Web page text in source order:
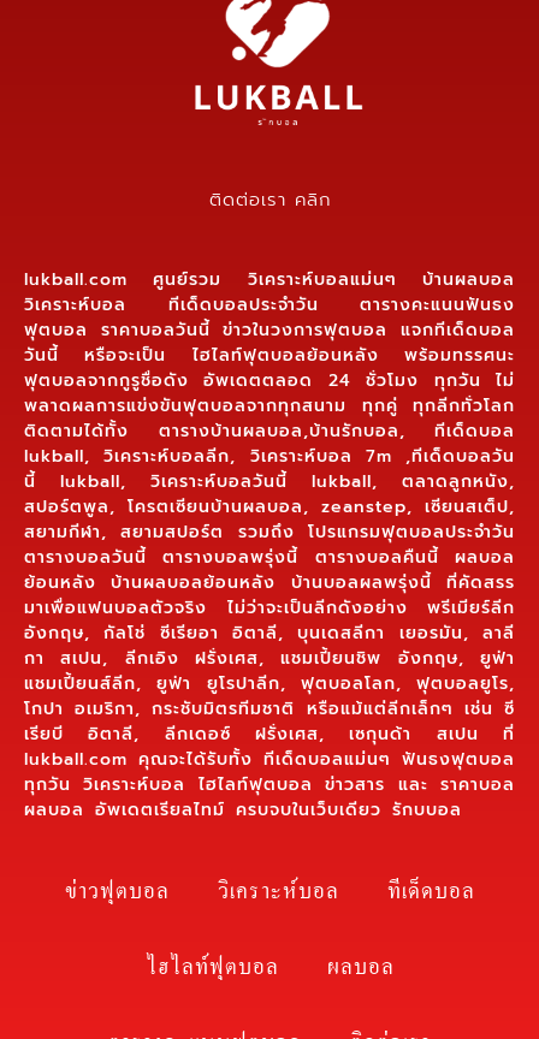
ติดต่อเรา คลิก
lukball.com ศูนย์รวม วิเคราะห์บอลแม่นๆ บ้านผลบอล
วิเคราะห์บอล ทีเด็ดบอลประจำวัน ตารางคะแนนฟันธง
ฟุตบอล ราคาบอลวันนี้ ข่าวในวงการฟุตบอล แจกทีเด็ดบอล
วันนี้ หรือจะเป็น ไฮไลท์ฟุตบอลย้อนหลัง พร้อมทรรศนะ
ฟุตบอลจากกูรูชื่อดัง อัพเดตตลอด 24 ชั่วโมง ทุกวัน ไม่
พลาดผลการแข่งขันฟุตบอลจากทุกสนาม ทุกคู่ ทุกลีกทั่วโลก
ติดตามได้ทั้ง ตารางบ้านผลบอล,บ้านรักบอล, ทีเด็ดบอล
lukball, วิเคราะห์บอลลีก, วิเคราะห์บอล 7m ,ทีเด็ดบอลวัน
นี้ lukball, วิเคราะห์บอลวันนี้ lukball, ตลาดลูกหนัง,
สปอร์ตพูล, โครตเซียนบ้านผลบอล, zeanstep, เซียนสเต็ป,
สยามกีฬา, สยามสปอร์ต รวมถึง โปรแกรมฟุตบอลประจำวัน
ตารางบอลวันนี้ ตารางบอลพรุ่งนี้ ตารางบอลคืนนี้ ผลบอล
ย้อนหลัง บ้านผลบอลย้อนหลัง บ้านบอลผลพรุ่งนี้ ที่คัดสรร
มาเพื่อแฟนบอลตัวจริง ไม่ว่าจะเป็นลีกดังอย่าง พรีเมียร์ลีก
อังกฤษ, กัลโช่ ซีเรียอา อิตาลี, บุนเดสลีกา เยอรมัน, ลาลี
กา สเปน, ลีกเอิง ฝรั่งเศส, แชมเปี้ยนชิพ อังกฤษ, ยูฟ่า
แชมเปี้ยนส์ลีก, ยูฟ่า ยูโรปาลีก, ฟุตบอลโลก, ฟุตบอลยูโร,
โกปา อเมริกา, กระชับมิตรทีมชาติ หรือแม้แต่ลีกเล็กๆ เช่น ซี
เรียบี อิตาลี, ลีกเดอซ์ ฝรั่งเศส, เซกุนด้า สเปน ที่
lukball.com คุณจะได้รับทั้ง ทีเด็ดบอลแม่นๆ ฟันธงฟุตบอล
ทุกวัน วิเคราะห์บอล ไฮไลท์ฟุตบอล ข่าวสาร และ ราคาบอล
ผลบอล อัพเดตเรียลไทม์ ครบจบในเว็บเดียว รักบบอล
ข่าวฟุตบอล วิเคราะห์บอล
ทีเด็ดบอล
ไฮไลท์ฟุตบอล
ผลบอล